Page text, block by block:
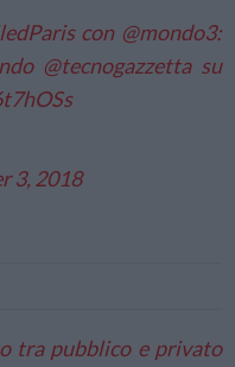
con @mondo3:
@tecnogazzettasu
3, 2018
tra pubblico e privato